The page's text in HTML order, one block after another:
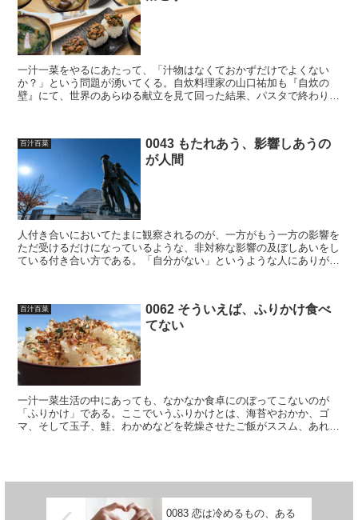
一汁一菜をやるにあたって、「汁物はなくておかずだけでよくない
か？」という問題が湧いてくる。自炊料理家の山口祐加も『自炊の
壁』にて、世界のあらゆる献立を見て回った結果、パスタで終わり、
百汁百菜
0043 もたれあう、影響しあうの
が人間
人付き合いにおいてたまに観察されるのが、一方がもう一方の影響を
ただ受けるだけになっているような、非対称な影響の及ぼしあいをし
ている付き合い方である。「自分がない」というような人にありがち
百汁百菜
0062 そういえば、ふりかけ食べ
てない
一汁一菜生活の中にあっても、なかなか食卓にのぼってこないのが
「ふりかけ」である。ここでいうふりかけとは、海苔やおかか、ゴ
マ、そして玉子、鮭、わかめなどを乾燥させたご飯がススム、あれの
0083 恋は冷めるもの、ある